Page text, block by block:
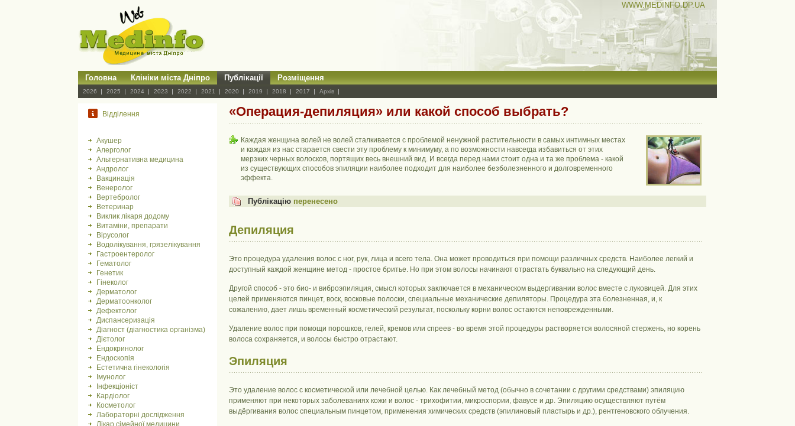
WWW.MEDINFO.DP.UA
Головна Клініки міста Дніпро Публікації Розміщення
2026 2025 2024 2023 2022 2021 2020 2019 2018 2017 Архів
Відділення
Акушер
Алерголог
Альтернативна медицина
Андролог
Вакцинація
Венеролог
Вертебролог
Ветеринар
Виклик лікаря додому
Витаміни, препарати
Вірусолог
Водолікування, грязелікування
Гастроентеролог
Гематолог
Генетик
Гінеколог
Дерматолог
Дерматоонколог
Дефектолог
Диспансеризація
Діагност (діагностика організма)
Дієтолог
Ендокринолог
Ендоскопія
Естетична гінекологія
Імунолог
Інфекціоніст
Кардіолог
Косметолог
Лабораторні дослідження
Лікар сімейної медицини
«Операция-депиляция» или какой способ выбрать?
Каждая женщина волей не волей сталкивается с проблемой ненужной растительности в самых интимных местах
и каждая из нас старается свести эту проблему к минимуму, а по возможности навсегда избавиться от этих
мерзких черных волосков, портящих весь внешний вид. И всегда перед нами стоит одна и та же проблема - какой
из существующих способов эпиляции наиболее подходит для наиболее безболезненного и долговременного
эффекта.
Публікацію перенесено
Депиляция
Это процедура удаления волос с ног, рук, лица и всего тела. Она может проводиться при помощи различных средств. Наиболее легкий и
доступный каждой женщине метод - простое бритье. Но при этом волосы начинают отрастать буквально на следующий день.
Другой способ - это био- и виброэпиляция, смысл которых заключается в механическом выдергивании волос вместе с луковицей. Для этих
целей применяются пинцет, воск, восковые полоски, специальные механические депиляторы. Процедура эта болезненная, и, к
сожалению, дает лишь временный косметический результат, поскольку корни волос остаются неповрежденными.
Удаление волос при помощи порошков, гелей, кремов или спреев - во время этой процедуры растворяется волосяной стержень, но корень
волоса сохраняется, и волосы быстро отрастают.
Эпиляция
Это удаление волос с косметической или лечебной целью. Как лечебный метод (обычно в сочетании с другими средствами) эпиляцию
применяют при некоторых заболеваниях кожи и волос - трихофитии, микроспории, фавусе и др. Эпиляцию осуществляют путём
выдёргивания волос специальным пинцетом, применения химических средств (эпилиновый пластырь и др.), рентгеновского облучения.